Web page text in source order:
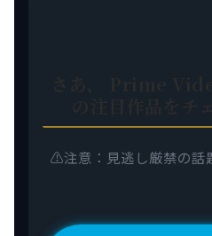
⚠️注意：見逃し厳禁の話